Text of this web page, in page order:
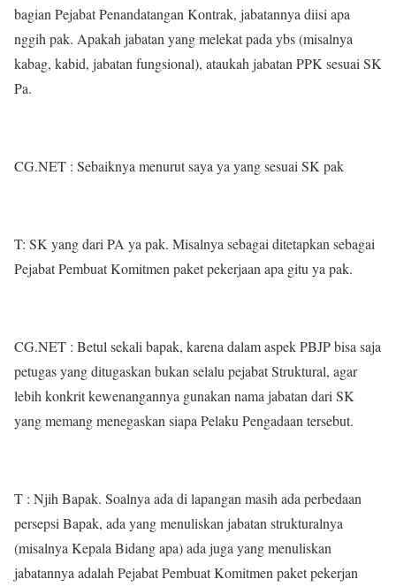
bagian Pejabat Penandatangan Kontrak, jabatannya diisi apa
nggih pak. Apakah jabatan yang melekat pada ybs (misalnya
kabag, kabid, jabatan fungsional), ataukah jabatan PPK sesuai SK
Pa.
CG.NET : Sebaiknya menurut saya ya yang sesuai SK pak
T: SK yang dari PA ya pak. Misalnya sebagai ditetapkan sebagai
Pejabat Pembuat Komitmen paket pekerjaan apa gitu ya pak.
CG.NET : Betul sekali bapak, karena dalam aspek PBJP bisa saja
petugas yang ditugaskan bukan selalu pejabat Struktural, agar
lebih konkrit kewenangannya gunakan nama jabatan dari SK
yang memang menegaskan siapa Pelaku Pengadaan tersebut.
T : Njih Bapak. Soalnya ada di lapangan masih ada perbedaan
persepsi Bapak, ada yang menuliskan jabatan strukturalnya
(misalnya Kepala Bidang apa) ada juga yang menuliskan
jabatannya adalah Pejabat Pembuat Komitmen paket pekerjan